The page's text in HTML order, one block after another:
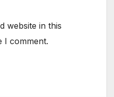
website in this
I comment.